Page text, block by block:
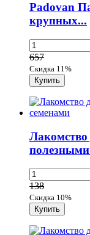
Padovan
крупных...
657
Скидка 11%
138
Скидка 10%